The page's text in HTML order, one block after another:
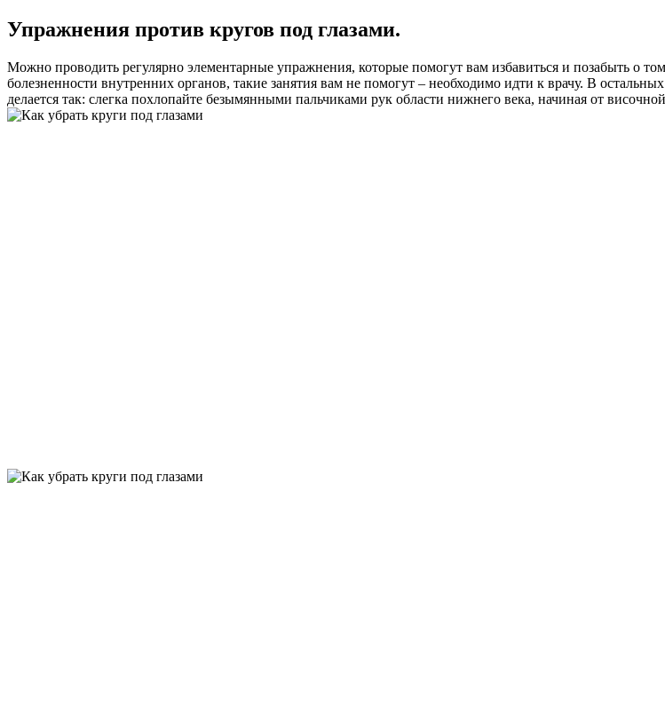
Упражнения против кругов под глазами.
Можно проводить регулярно элементарные упражнения, которые помогут вам избавиться и позабыть о
болезненности внутренних органов, такие занятия вам не помогут – необходимо идти к врачу. В
делается так: слегка похлопайте безымянными пальчиками рук области нижнего века, начиная от